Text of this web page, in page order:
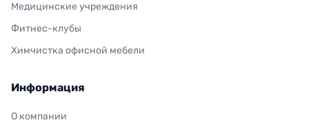
Медицинские учреждения
Фитнес-клубы
Химчистка офисной мебели
Информация
О компании